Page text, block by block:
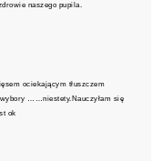
naszego pupila.
ociekającym tłuszczem
……niestety.Nauczyłam się
ok